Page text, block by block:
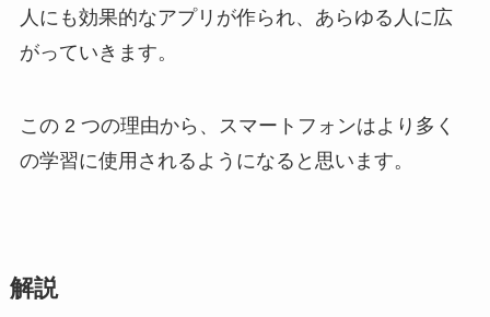
人にも効果的なアプリが作られ、あらゆる人に広
がっていきます。
この 2 つの理由から、スマートフォンはより多く
の学習に使用されるようになると思います。
解説